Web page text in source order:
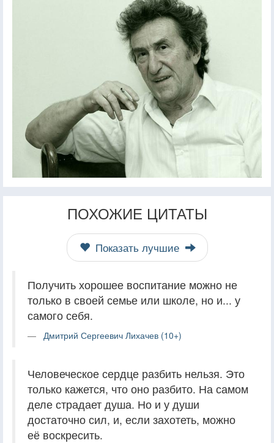
ПОХОЖИЕ ЦИТАТЫ
Показать лучшие
Получить хорошее воспитание можно не
только в своей семье или школе, но и... у
самого себя.
Дмитрий Сергеевич Лихачев (10+)
Человеческое сердце разбить нельзя. Это
только кажется, что оно разбито. На самом
деле страдает душа. Но и у души
достаточно сил, и, если захотеть, можно
её воскресить.